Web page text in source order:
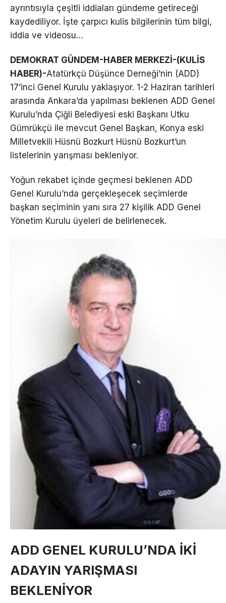
ayrıntısıyla çeşitli iddiaları gündeme getireceği
kaydediliyor. İşte çarpıcı kulis bilgilerinin tüm bilgi,
iddia ve videosu…
DEMOKRAT GÜNDEM-HABER MERKEZİ-(KULİS
HABER)-Atatürkçü Düşünce Derneği’nin (ADD)
17’inci Genel Kurulu yaklaşıyor. 1-2 Haziran tarihleri
arasında Ankara’da yapılması beklenen ADD Genel
Kurulu’nda Çiğli Belediyesi eski Başkanı Utku
Gümrükçü ile mevcut Genel Başkan, Konya eski
Milletvekili Hüsnü Bozkurt Hüsnü Bozkurt’un
listelerinin yarışması bekleniyor.
Yoğun rekabet içinde geçmesi beklenen ADD
Genel Kurulu’nda gerçekleşecek seçimlerde
başkan seçiminin yanı sıra 27 kişilik ADD Genel
Yönetim Kurulu üyeleri de belirlenecek.
ADD GENEL KURULU’NDA İKİ
ADAYIN YARIŞMASI
BEKLENİYOR